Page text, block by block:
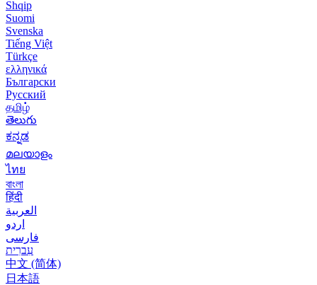
Shqip
Suomi
Svenska
Tiếng Việt
Türkçe
ελληνικά
Български
Русский
தமிழ்
తెలుగు
ಕನ್ನಡ
മലയാളം
ไทย
বাংলা
हिंदी
العربية
اردو
فارسی
עִברִית
中文 (简体)
日本語